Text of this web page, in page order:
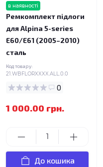
в наявності
Ремкомплект підлоги
для Alpina 5-series
E60/E61 (2005–2010)
сталь
Код товару:
21.WBFLORXXXX.ALL.0.0
0
1 000.00 грн.
До кошика